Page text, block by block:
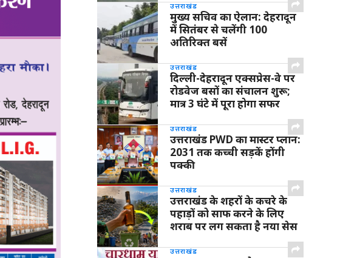
उत्तराखंड
मुख्य सचिव का ऐलान: देहरादून
में सितंबर से चलेंगी 100
अतिरिक्त बसें
उत्तराखंड
दिल्ली-देहरादून एक्सप्रेस-वे पर
रोडवेज बसों का संचालन शुरू;
मात्र 3 घंटे में पूरा होगा सफर
उत्तराखंड
उत्तराखंड PWD का मास्टर प्लान:
2031 तक कच्ची सड़कें होंगी
पक्की
उत्तराखंड
उत्तराखंड के शहरों के कचरे के
पहाड़ों को साफ करने के लिए
शराब पर लग सकता है नया सेस
उत्तराखंड